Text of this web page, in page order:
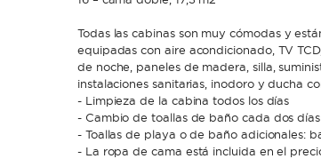
Todas las cabinas son muy cómodas y
equipadas con aire acondicionado, TV
de noche, paneles de madera, silla,
instalaciones sanitarias, inodoro y ducha
- Limpieza de la cabina todos los días
- Cambio de toallas de baño cada dos días
- Toallas de playa o de baño adicionales:
- La ropa de cama está incluida en el